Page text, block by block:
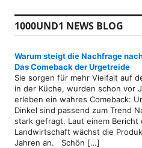
1000UND1 NEWS BLOG
Warum steigt die Nachfrage
Das Comeback der Urgetreide
Sie sorgen für mehr Vielfalt auf
in der Küche, wurden schon vor
erleben ein wahres Comeback:
Dinkel sind passend zum Trend
stark gefragt. Laut einem
Landwirtschaft wächst die
Jahren an. Schön […]